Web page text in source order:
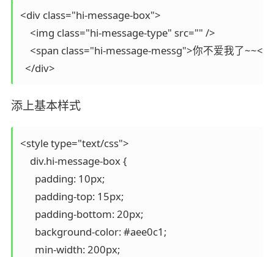
<div class="hi-message-box">
    <img class="hi-message-type" src="" />
<span class="hi-message-messg">你不爱我了~~</
  </div>
添上基本样式
<style type="text/css">
    div.hi-message-box {
      padding: 10px;
      padding-top: 15px;
      padding-bottom: 20px;
      background-color: #aee0c1;
      min-width: 200px;